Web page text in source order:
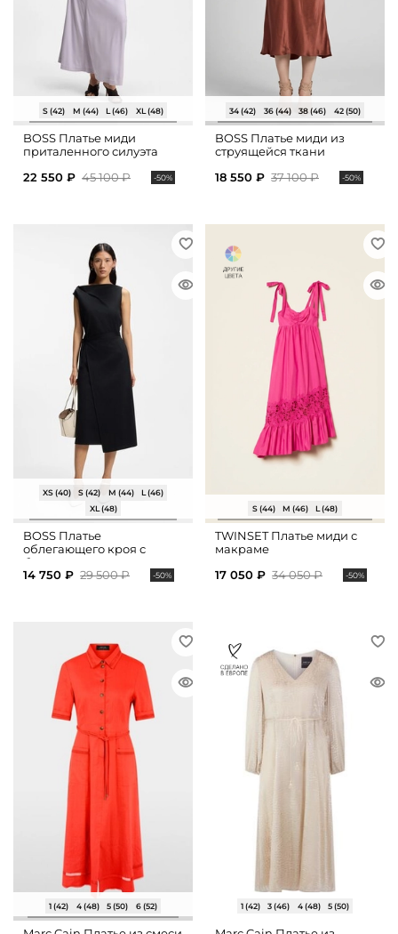
S (42) M (44) L (46) XL (48)
BOSS Платье миди
приталенного силуэта
22 550 ₽ 45 100 ₽ -50%
34 (42) 36 (44) 38 (46) 42 (50)
BOSS Платье миди из
струящейся ткани
18 550 ₽ 37 100 ₽ -50%
XS (40) S (42) M (44)
L (46)
XL (48)
BOSS Платье
облегающего кроя с
боковыми разрезами
14 750 ₽ 29 500 ₽ -50%
S (44) M (46) L (48)
TWINSET Платье миди с
макраме
17 050 ₽ 34 050 ₽ -50%
1 (42) 4 (48) 5 (50) 6 (52) 1 (42) 3 (46) 4 (48) 5 (50)